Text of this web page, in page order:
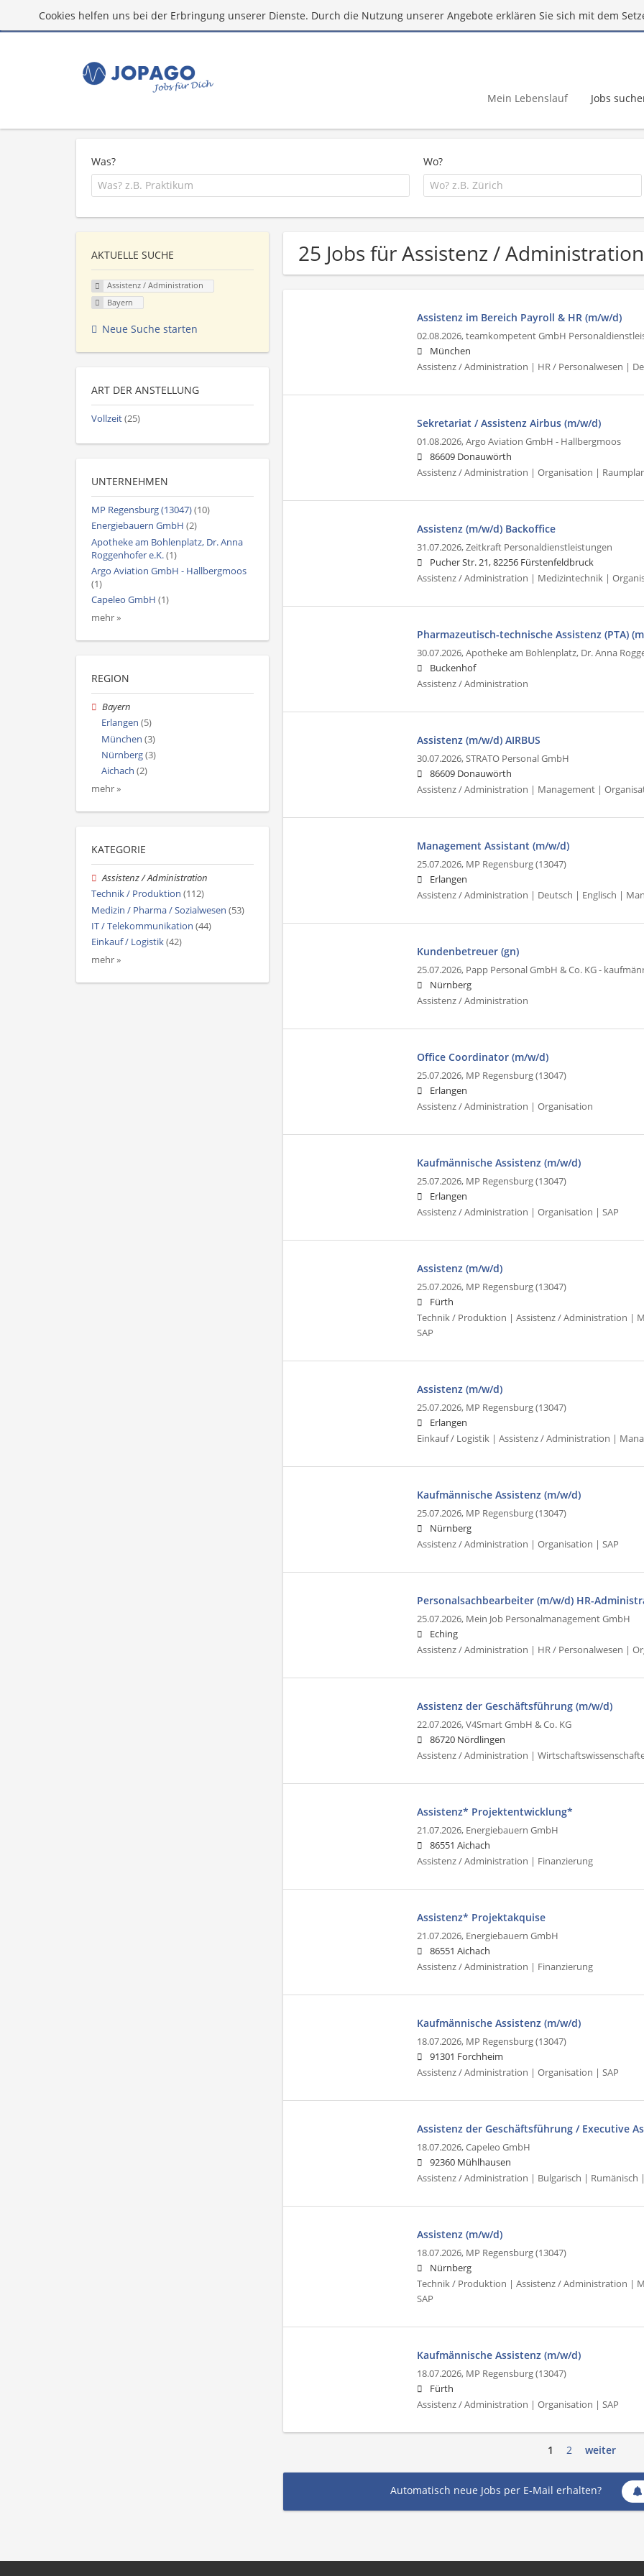
Cookies helfen uns bei der Erbringung unserer Dienste. Durch die Nutzung unserer Angebote erklären Sie sich mit dem
Mein Lebenslauf Jobs
Was? Wo?
25 Jobs für Assistenz /
Assistenz im Bereich Payroll & HR (m/w/d)
02.08.2026,teamkompetent GmbH
München
Assistenz / Administration | HR / Personalwesen |
Sekretariat / Assistenz Airbus (m/w/d)
01.08.2026,Argo Aviation GmbH - Hallbergmoos
86609 Donauwörth
Assistenz / Administration | Organisation |
Assistenz (m/w/d) Backoffice
31.07.2026,Zeitkraft Personaldienstleistungen
Pucher Str. 21, 82256 Fürstenfeldbruck
Assistenz / Administration | Medizintechnik |
Pharmazeutisch-technische Assistenz (PTA)
30.07.2026,Apotheke am Bohlenplatz, Dr. Anna
Buckenhof
Assistenz / Administration
Assistenz (m/w/d) AIRBUS
30.07.2026,STRATO Personal GmbH
86609 Donauwörth
Assistenz / Administration | Management |
Management Assistant (m/w/d)
25.07.2026, MP Regensburg (13047)
Erlangen
Assistenz / Administration | Deutsch | Englisch |
Kundenbetreuer (gn)
25.07.2026, Papp Personal GmbH & Co. KG -
Nürnberg
Assistenz / Administration
Office Coordinator (m/w/d)
25.07.2026, MP Regensburg (13047)
Erlangen
Assistenz / Administration | Organisation
Kaufmännische Assistenz (m/w/d)
25.07.2026, MP Regensburg (13047)
Erlangen
Assistenz / Administration | Organisation | SAP
Assistenz (m/w/d)
25.07.2026, MP Regensburg (13047)
Fürth
Technik / Produktion | Assistenz / Administration |
SAP
Assistenz (m/w/d)
25.07.2026, MP Regensburg (13047)
Erlangen
Einkauf / Logistik | Assistenz / Administration |
Kaufmännische Assistenz (m/w/d)
25.07.2026, MP Regensburg (13047)
Nürnberg
Assistenz / Administration | Organisation | SAP
Personalsachbearbeiter (m/w/d) HR-
25.07.2026, Mein Job Personalmanagement GmbH
Eching
Assistenz / Administration | HR / Personalwesen |
Assistenz der Geschäftsführung (m/w/d)
22.07.2026,V4Smart GmbH & Co. KG
86720 Nördlingen
Assistenz / Administration |
Assistenz* Projektentwicklung*
21.07.2026, Energiebauern GmbH
86551 Aichach
Assistenz / Administration | Finanzierung
Assistenz* Projektakquise
21.07.2026, Energiebauern GmbH
86551 Aichach
Assistenz / Administration | Finanzierung
Kaufmännische Assistenz (m/w/d)
18.07.2026, MP Regensburg (13047)
91301 Forchheim
Assistenz / Administration | Organisation | SAP
Assistenz der Geschäftsführung / Executive
18.07.2026,Capeleo GmbH
92360 Mühlhausen
Assistenz / Administration | Bulgarisch | Rumänisch
Assistenz (m/w/d)
18.07.2026, MP Regensburg (13047)
Nürnberg
Technik / Produktion | Assistenz / Administration |
SAP
Kaufmännische Assistenz (m/w/d)
18.07.2026, MP Regensburg (13047)
Fürth
Assistenz / Administration | Organisation | SAP
1 2 weiter
Automatisch neue Jobs per E-Mail erhalten?
AKTUELLE SUCHE
Assistenz / Administration
Bayern
Neue Suche starten
ART DER ANSTELLUNG
Vollzeit(25)
UNTERNEHMEN
MP Regensburg (13047)(10)
Energiebauern GmbH (2)
Apotheke am Bohlenplatz, Dr. Anna
Roggenhofer e.K.(1)
Argo Aviation GmbH - Hallbergmoos
(1)
Capeleo GmbH (1)
mehr »
REGION
Bayern
Erlangen (5)
München (3)
Nürnberg(3)
Aichach (2)
mehr »
KATEGORIE
Assistenz / Administration
Technik / Produktion (112)
Medizin / Pharma / Sozialwesen (53)
IT / Telekommunikation (44)
Einkauf / Logistik(42)
mehr »